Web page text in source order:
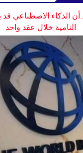
أن الذكاء الاصطناعي
النامية خلال عقد واحد